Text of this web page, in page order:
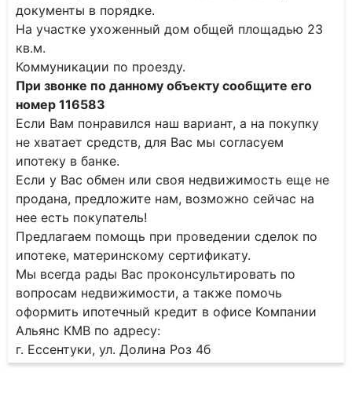
документы в порядке.
На участке ухоженный дом общей площадью 23
кв.м.
Коммуникации по проезду.
При звонке по данному объекту сообщите его
номер 116583
Если Вам понравился наш вариант, а на покупку
не хватает средств, для Вас мы согласуем
ипотеку в банке.
Если у Вас обмен или своя недвижимость еще не
продана, предложите нам, возможно сейчас на
нее есть покупатель!
Предлагаем помощь при проведении сделок по
ипотеке, материнскому сертификату.
Мы всегда рады Вас проконсультировать по
вопросам недвижимости, а также помочь
оформить ипотечный кредит в офисе Компании
Альянс КМВ по адресу:
г. Ессентуки, ул. Долина Роз 4б